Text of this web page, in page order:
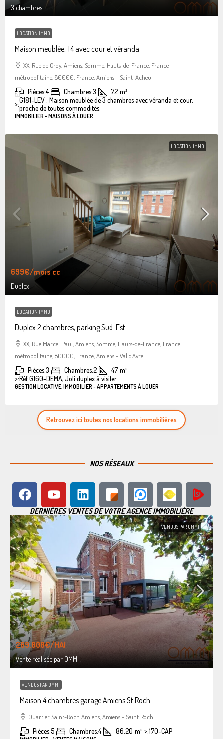
3 chambres
LOCATION IMMO
Maison meublée, T4 avec cour et véranda
XX, Rue de Croy, Amiens, Somme, Hauts-de-France, France
métropolitaine, 80000, France, Amiens - Saint-Acheul
Pièces:4 Chambres:3 72 m²
>:G181-LEV : Maison meublée de 3 chambres avec véranda et cour,
proche de toutes commodités.
IMMOBILIER - MAISONS À LOUER
LOCATION IMMO
699€/mois cc
Duplex
LOCATION IMMO
Duplex 2 chambres, parking Sud-Est
XX, Rue Marcel Paul, Amiens, Somme, Hauts-de-France, France
métropolitaine, 80000, France, Amiens - Val d'Avre
Pièces:3 Chambres:2 47 m²
>:Réf G160-DEMA, Joli duplex à visiter
GESTION LOCATIVE, IMMOBILIER - APPARTEMENTS À LOUER
Retrouvez ici toutes nos locations immobilières
NOS RÉSEAUX
DERNIÈRES VENTES DE VOTRE AGENCE IMMOBILIÈRE
VENDUS PAR OMMI
269.000€/HAI
Vente réalisée par OMMI !
VENDUS PAR OMMI
Maison 4 chambres garage Amiens St Roch
Quartier Saint-Roch Amiens, Amiens - Saint Roch
Pièces:5 Chambres:4 86.20 m² >:170-CAP